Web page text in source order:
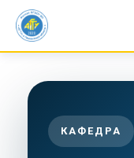
content
КАФЕДРА